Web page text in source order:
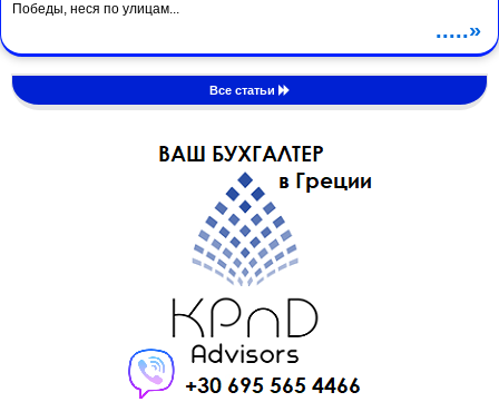
Победы, неся по улицам...
.....»
Все статьи